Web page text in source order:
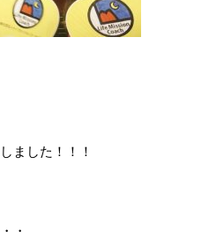
ました！！！
・